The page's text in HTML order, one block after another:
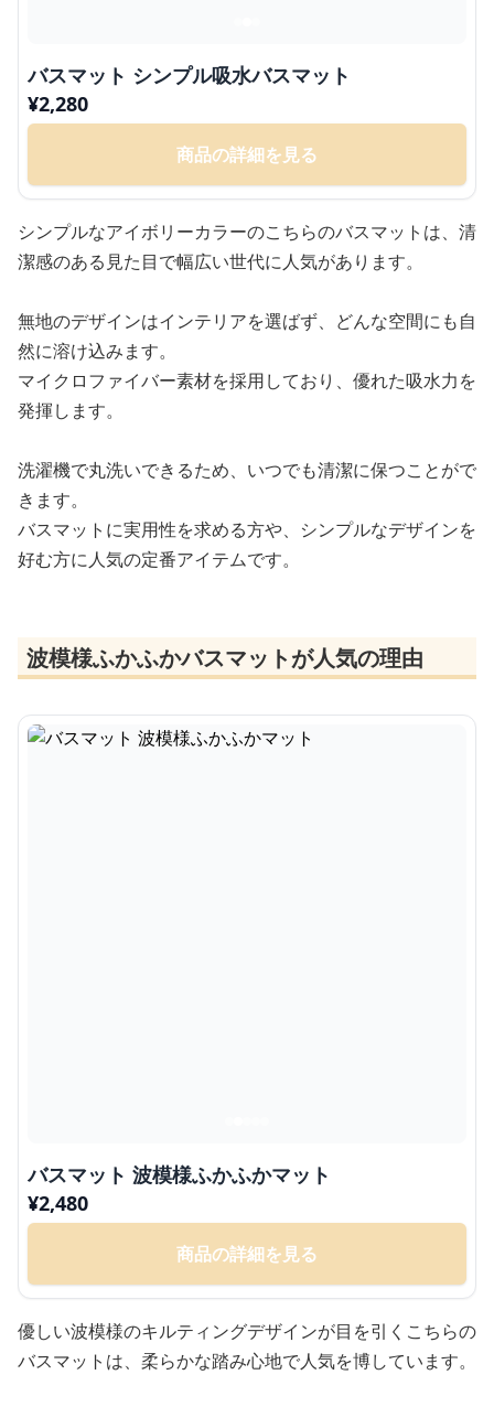
バスマット シンプル吸水バスマット
¥2,280
商品の詳細を見る
シンプルなアイボリーカラーのこちらのバスマットは、清
潔感のある見た目で幅広い世代に人気があります。
無地のデザインはインテリアを選ばず、どんな空間にも自
然に溶け込みます。
マイクロファイバー素材を採用しており、優れた吸水力を
発揮します。
洗濯機で丸洗いできるため、いつでも清潔に保つことがで
きます。
バスマットに実用性を求める方や、シンプルなデザインを
好む方に人気の定番アイテムです。
波模様ふかふかバスマットが人気の理由
バスマット 波模様ふかふかマット
¥2,480
商品の詳細を見る
優しい波模様のキルティングデザインが目を引くこちらの
バスマットは、柔らかな踏み心地で人気を博しています。